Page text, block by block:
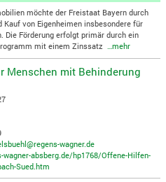
möchte der Freistaat Bayern durch
von Eigenheimen insbesondere für
Förderung erfolgt primär durch ein
mit einem Zinssatz…mehr
Menschen mit Behinderung
wagner.de
absberg.de/hp1768/Offene-Hilfen-
Sued.htm